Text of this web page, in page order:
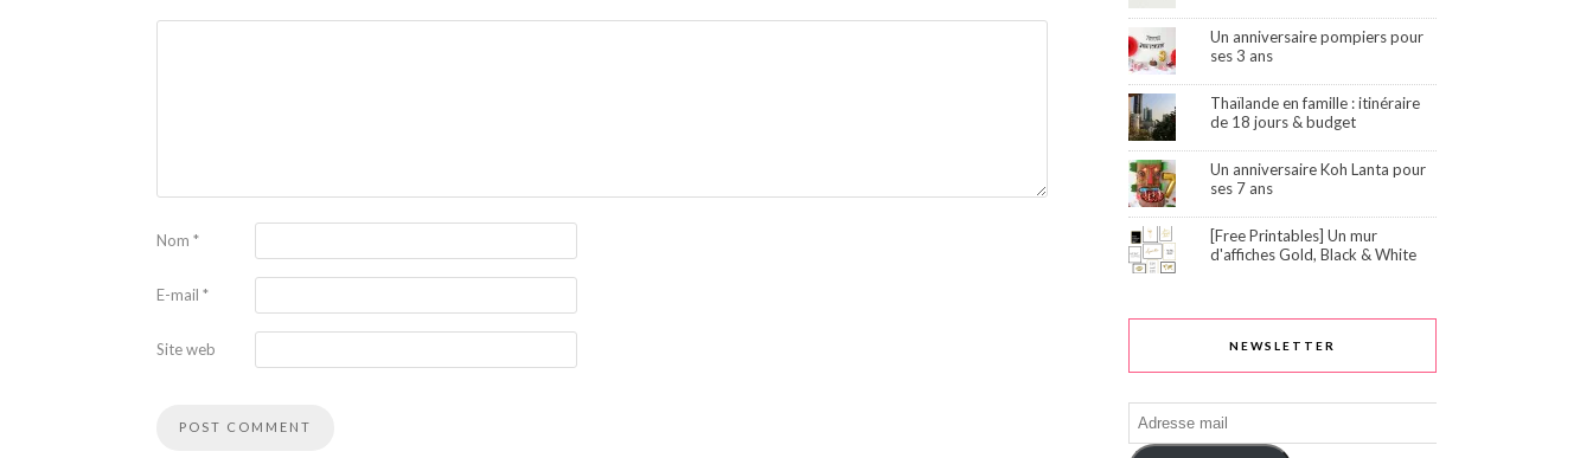
Nom *
E-mail *
Site web
Un anniversaire pompiers pour
ses 3 ans
Thaïlande en famille : itinéraire
de 18 jours & budget
Un anniversaire Koh Lanta pour
ses 7 ans
[Free Printables] Un mur
d'affiches Gold, Black & White
NEWSLETTER
Adresse
mail